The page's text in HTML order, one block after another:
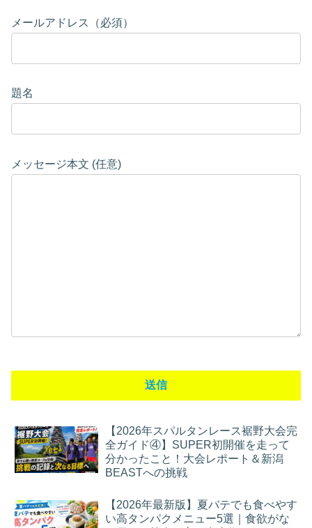
メールアドレス（必須）
題名
メッセージ本文 (任意)
【2026年スパルタンレース裾野大会完
全ガイド④】SUPER初開催を走って
分かったこと！大会レポート＆新潟
BEASTへの挑戦
【2026年最新版】夏バテでも食べやす
い高タンパクメニュー5選｜食欲がな